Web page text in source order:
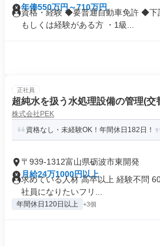
年俸550万円～710万円
資格・経験 ◆要普通自動車免許 ◆下
もしくは経験がある方 ・1級...
正社員
超純水を扱う水処理設備の管理(交
株式会社PEK
資格なし・未経験OK！年間休日182日！
〒939-1312富山県砺波市東開発
月給24万1000円以上
求めている人材 高卒以上 経験不問
社員になりたいフリ...
年間休日120日以上 +3個